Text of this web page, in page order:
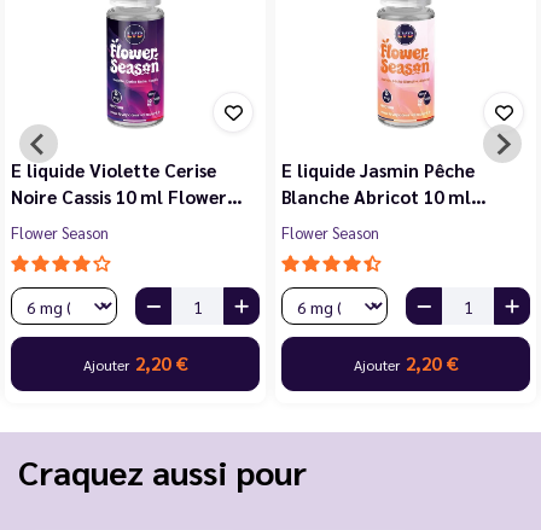
E liquide Violette Cerise
Noire Cassis 10 ml Flower…
Flower Season
Ajouter 2,20 €
E liquide Jasmin Pêche
Blanche Abricot 10 ml…
Flower Season
Ajouter 2,20 €
Craquez aussi pour